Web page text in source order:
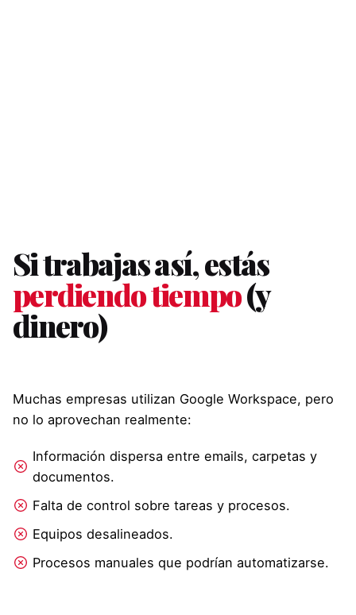
Si trabajas así, estás
perdiendo tiempo(y
dinero)
Muchas empresas utilizan Google Workspace, pero
no lo aprovechan realmente:
Información dispersa entre emails, carpetas y
documentos.
Falta de control sobre tareas y procesos.
Equipos desalineados.
Procesos manuales que podrían automatizarse.